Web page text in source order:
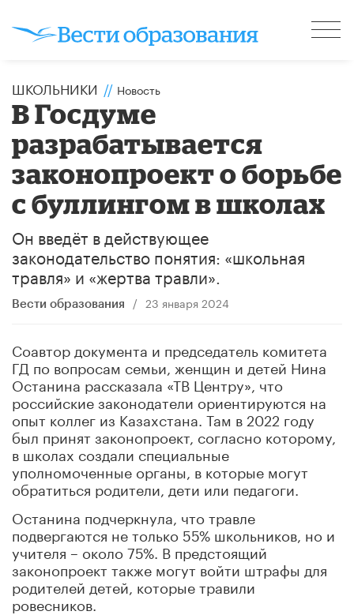
ШКОЛЬНИКИ // Новость
В Госдуме
разрабатывается
законопроект о борьбе
с буллингом в школах
Он введёт в действующее
законодательство понятия: «школьная
травля» и «жертва травли».
Вести образования / 23 января 2024
Соавтор документа и председатель комитета
ГД по вопросам семьи, женщин и детей Нина
Останина рассказала «ТВ Центру», что
российские законодатели ориентируются на
опыт коллег из Казахстана. Там в 2022 году
был принят законопроект, согласно которому,
в школах создали специальные
уполномоченные органы, в которые могут
обратиться родители, дети или педагоги.
Останина подчеркнула, что травле
подвергаются не только 55% школьников, но и
учителя – около 75%. В предстоящий
законопроект также могут войти штрафы для
родителей детей, которые травили
ровесников.